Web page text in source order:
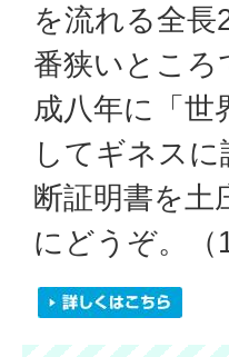
を流れる全
番狭いところ
成八年に「世
してギネス
断証明書を土
にどうぞ。（